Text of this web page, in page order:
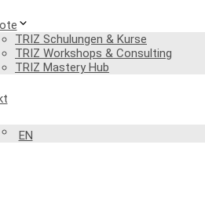
TRIZ Schulungen & Kurse
TRIZ Workshops & Consulting
TRIZ Mastery Hub
EN